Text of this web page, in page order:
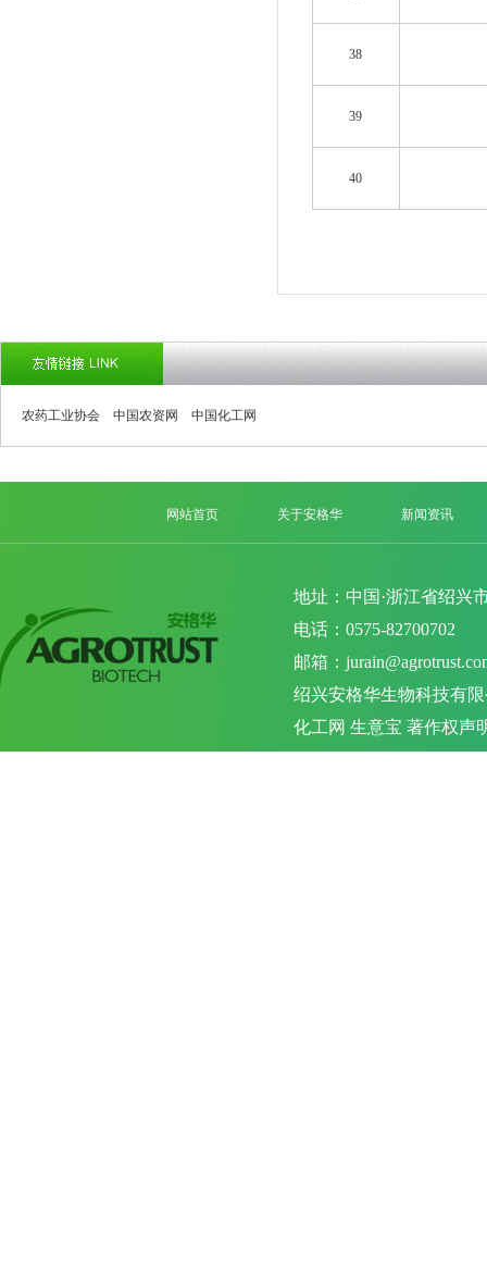
38
39
40
农药工业协会 中国农资网 中国化工网
网站首页 关于安格华 新闻资讯
地址：中国·浙江省绍兴
电话：0575-82700702
邮箱：
绍兴安格华生物科技有
化工网 生意宝 著作权声